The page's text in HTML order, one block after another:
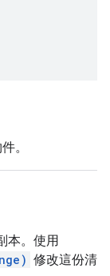
。
本。使用
修改這份清